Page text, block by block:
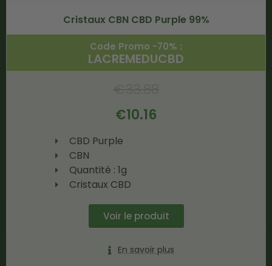
Cristaux CBN CBD Purple 99%
Code Promo -70% :
LACREMEDUCBD
€10.16
CBD Purple
CBN
Quantité : 1g
Cristaux CBD
Voir le produit
En savoir plus